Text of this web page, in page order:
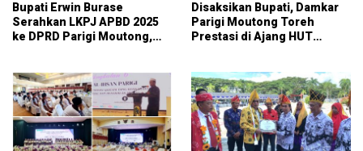
Bupati Erwin Burase
Serahkan LKPJ APBD 2025
ke DPRD Parigi Moutong,
Disaksikan Bupati, Damkar
Parigi Moutong Toreh
Prestasi di Ajang HUT